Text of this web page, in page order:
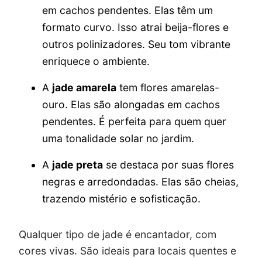
em cachos pendentes. Elas têm um
formato curvo. Isso atrai beija-flores e
outros polinizadores. Seu tom vibrante
enriquece o ambiente.
A jade amarela tem flores amarelas-
ouro. Elas são alongadas em cachos
pendentes. É perfeita para quem quer
uma tonalidade solar no jardim.
A jade preta se destaca por suas flores
negras e arredondadas. Elas são cheias,
trazendo mistério e sofisticação.
Qualquer tipo de jade é encantador, com
cores vivas. São ideais para locais quentes e